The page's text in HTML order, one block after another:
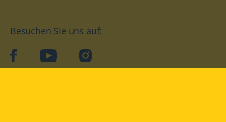
Besuchen Sie uns auf:
facebookYouTube Instagram